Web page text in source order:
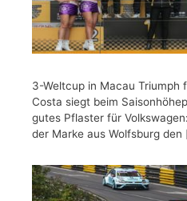
3-Weltcup in Macau Triumph
Costa siegt beim
gutes Pflaster für
der Marke aus Wolfsburg den